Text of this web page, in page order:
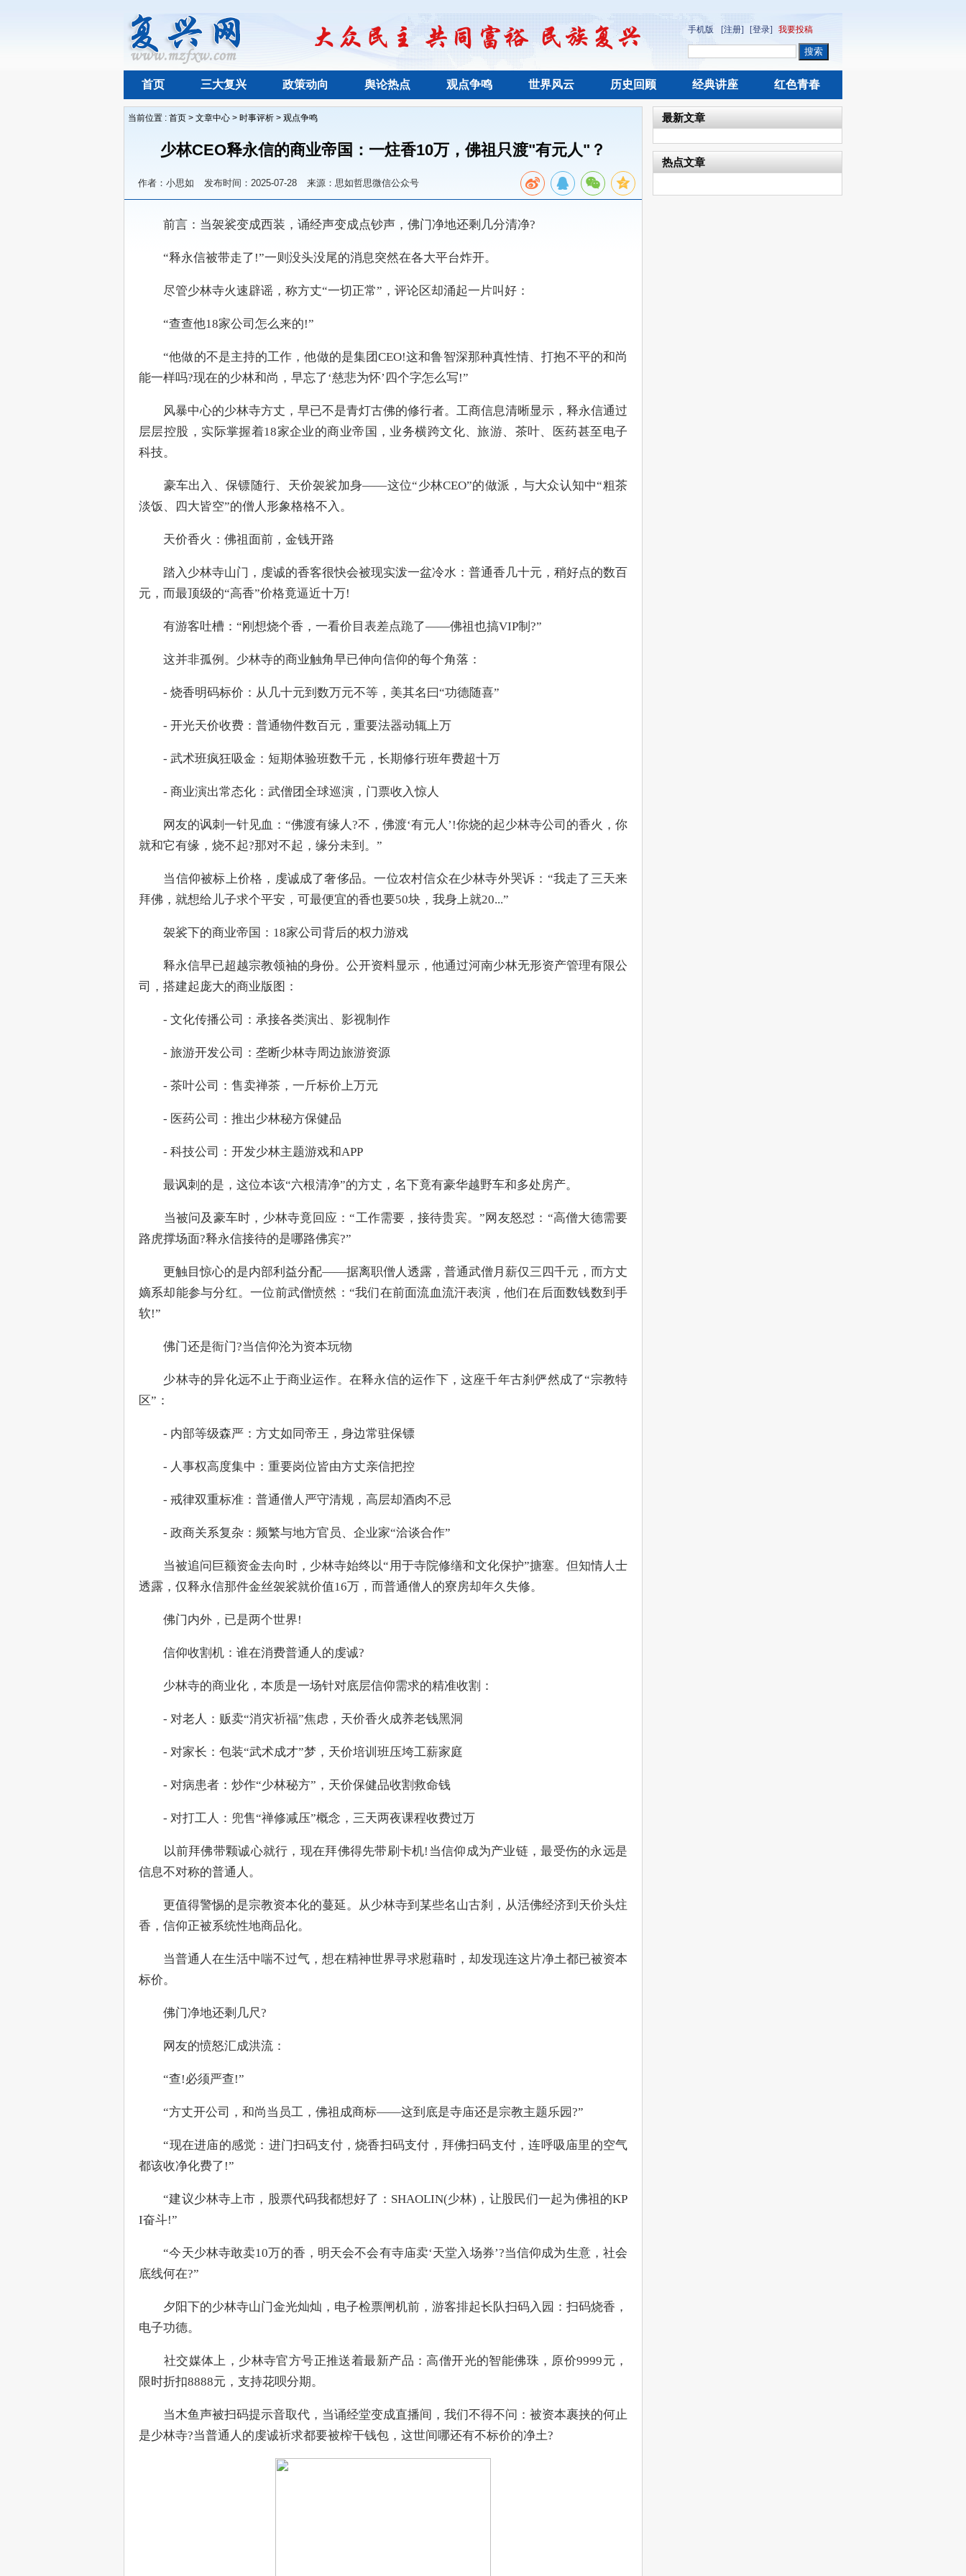
手机版 [注册] [登录] 我要投稿
首页 三大复兴 政策动向 舆论热点 观点争鸣 世界风云 历史回顾 经典讲座 红色青春
当前位置 : 首页 > 文章中心 > 时事评析 > 观点争鸣
少林CEO释永信的商业帝国：一炷香10万，佛祖只渡"有元人"？
作者：小思如 发布时间：2025-07-28 来源：思如哲思微信公众号
前言：当袈裟变成西装，诵经声变成点钞声，佛门净地还剩几分清净?
“释永信被带走了!”一则没头没尾的消息突然在各大平台炸开。
尽管少林寺火速辟谣，称方丈“一切正常”，评论区却涌起一片叫好：
“查查他18家公司怎么来的!”
“他做的不是主持的工作，他做的是集团CEO!这和鲁智深那种真性情、打抱不平的和尚
能一样吗?现在的少林和尚，早忘了‘慈悲为怀’四个字怎么写!”
风暴中心的少林寺方丈，早已不是青灯古佛的修行者。工商信息清晰显示，释永信通过
层层控股，实际掌握着18家企业的商业帝国，业务横跨文化、旅游、茶叶、医药甚至电子
科技。
豪车出入、保镖随行、天价袈裟加身——这位“少林CEO”的做派，与大众认知中“粗茶
淡饭、四大皆空”的僧人形象格格不入。
天价香火：佛祖面前，金钱开路
踏入少林寺山门，虔诚的香客很快会被现实泼一盆冷水：普通香几十元，稍好点的数百
元，而最顶级的“高香”价格竟逼近十万!
有游客吐槽：“刚想烧个香，一看价目表差点跪了——佛祖也搞VIP制?”
这并非孤例。少林寺的商业触角早已伸向信仰的每个角落：
- 烧香明码标价：从几十元到数万元不等，美其名曰“功德随喜”
- 开光天价收费：普通物件数百元，重要法器动辄上万
- 武术班疯狂吸金：短期体验班数千元，长期修行班年费超十万
- 商业演出常态化：武僧团全球巡演，门票收入惊人
网友的讽刺一针见血：“佛渡有缘人?不，佛渡‘有元人’!你烧的起少林寺公司的香火，你
就和它有缘，烧不起?那对不起，缘分未到。”
当信仰被标上价格，虔诚成了奢侈品。一位农村信众在少林寺外哭诉：“我走了三天来
拜佛，就想给儿子求个平安，可最便宜的香也要50块，我身上就20...”
袈裟下的商业帝国：18家公司背后的权力游戏
释永信早已超越宗教领袖的身份。公开资料显示，他通过河南少林无形资产管理有限公
司，搭建起庞大的商业版图：
- 文化传播公司：承接各类演出、影视制作
- 旅游开发公司：垄断少林寺周边旅游资源
- 茶叶公司：售卖禅茶，一斤标价上万元
- 医药公司：推出少林秘方保健品
- 科技公司：开发少林主题游戏和APP
最讽刺的是，这位本该“六根清净”的方丈，名下竟有豪华越野车和多处房产。
当被问及豪车时，少林寺竟回应：“工作需要，接待贵宾。”网友怒怼：“高僧大德需要
路虎撑场面?释永信接待的是哪路佛宾?”
更触目惊心的是内部利益分配——据离职僧人透露，普通武僧月薪仅三四千元，而方丈
嫡系却能参与分红。一位前武僧愤然：“我们在前面流血流汗表演，他们在后面数钱数到手
软!”
佛门还是衙门?当信仰沦为资本玩物
少林寺的异化远不止于商业运作。在释永信的运作下，这座千年古刹俨然成了“宗教特
区”：
- 内部等级森严：方丈如同帝王，身边常驻保镖
- 人事权高度集中：重要岗位皆由方丈亲信把控
- 戒律双重标准：普通僧人严守清规，高层却酒肉不忌
- 政商关系复杂：频繁与地方官员、企业家“洽谈合作”
当被追问巨额资金去向时，少林寺始终以“用于寺院修缮和文化保护”搪塞。但知情人士
透露，仅释永信那件金丝袈裟就价值16万，而普通僧人的寮房却年久失修。
佛门内外，已是两个世界!
信仰收割机：谁在消费普通人的虔诚?
少林寺的商业化，本质是一场针对底层信仰需求的精准收割：
- 对老人：贩卖“消灾祈福”焦虑，天价香火成养老钱黑洞
- 对家长：包装“武术成才”梦，天价培训班压垮工薪家庭
- 对病患者：炒作“少林秘方”，天价保健品收割救命钱
- 对打工人：兜售“禅修减压”概念，三天两夜课程收费过万
以前拜佛带颗诚心就行，现在拜佛得先带刷卡机!当信仰成为产业链，最受伤的永远是
信息不对称的普通人。
更值得警惕的是宗教资本化的蔓延。从少林寺到某些名山古刹，从活佛经济到天价头炷
香，信仰正被系统性地商品化。
当普通人在生活中喘不过气，想在精神世界寻求慰藉时，却发现连这片净土都已被资本
标价。
佛门净地还剩几尺?
网友的愤怒汇成洪流：
“查!必须严查!”
“方丈开公司，和尚当员工，佛祖成商标——这到底是寺庙还是宗教主题乐园?”
“现在进庙的感觉：进门扫码支付，烧香扫码支付，拜佛扫码支付，连呼吸庙里的空气
都该收净化费了!”
“建议少林寺上市，股票代码我都想好了：SHAOLIN(少林)，让股民们一起为佛祖的KP
I奋斗!”
“今天少林寺敢卖10万的香，明天会不会有寺庙卖‘天堂入场券’?当信仰成为生意，社会
底线何在?”
夕阳下的少林寺山门金光灿灿，电子检票闸机前，游客排起长队扫码入园：扫码烧香，
电子功德。
社交媒体上，少林寺官方号正推送着最新产品：高僧开光的智能佛珠，原价9999元，
限时折扣8888元，支持花呗分期。
当木鱼声被扫码提示音取代，当诵经堂变成直播间，我们不得不问：被资本裹挟的何止
是少林寺?当普通人的虔诚祈求都要被榨干钱包，这世间哪还有不标价的净土?
最新文章
热点文章